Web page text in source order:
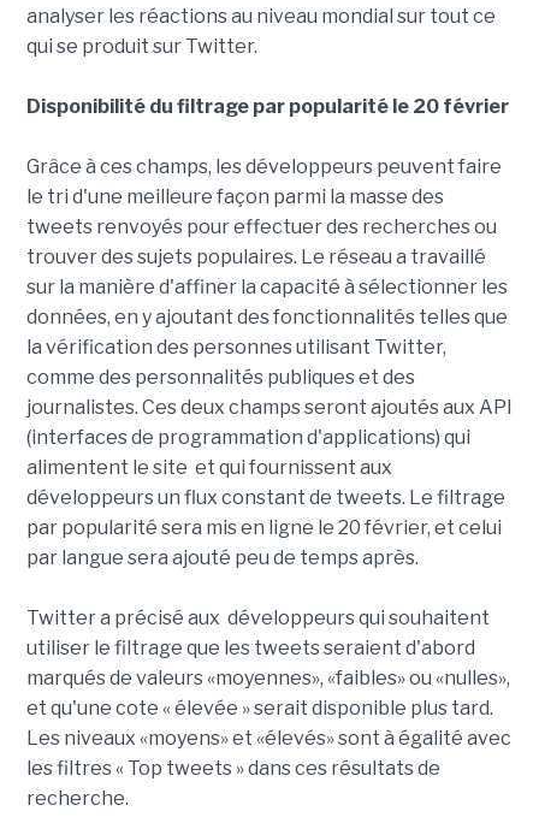
analyser les réactions au niveau mondial sur tout ce
qui se produit sur Twitter.
Disponibilité du filtrage par popularité le 20 février
Grâce à ces champs, les développeurs peuvent faire
le tri d'une meilleure façon parmi la masse des
tweets renvoyés pour effectuer des recherches ou
trouver des sujets populaires. Le réseau a travaillé
sur la manière d'affiner la capacité à sélectionner les
données, en y ajoutant des fonctionnalités telles que
la vérification des personnes utilisant Twitter,
comme des personnalités publiques et des
journalistes. Ces deux champs seront ajoutés aux API
(interfaces de programmation d'applications) qui
alimentent le site et qui fournissent aux
développeurs un flux constant de tweets. Le filtrage
par popularité sera mis en ligne le 20 février, et celui
par langue sera ajouté peu de temps après.
Twitter a précisé aux développeurs qui souhaitent
utiliser le filtrage que les tweets seraient d'abord
marqués de valeurs «moyennes», «faibles» ou «nulles»,
et qu'une cote « élevée » serait disponible plus tard.
Les niveaux «moyens» et «élevés» sont à égalité avec
les filtres « Top tweets » dans ces résultats de
recherche.